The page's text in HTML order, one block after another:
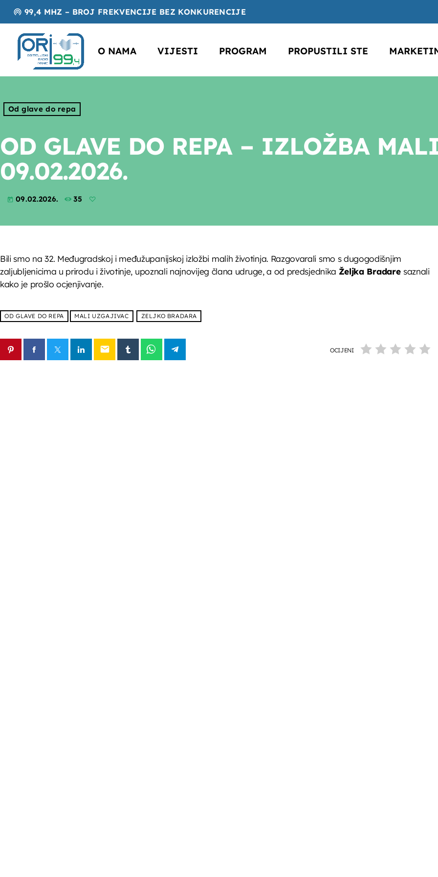
wifi_tethering 99,4 MHZ – BROJ FREKVENCIJE BEZ KONKURENCIJE
O NAMA VIJESTI PROGRAM PROPUSTILI STE
Od glave do repa
OD GLAVE DO REPA – IZLOŽBA
09.02.2026.
today 09.02.2026. 35
Bili smo na 32. Međugradskoj i međužupanijskoj izložbi malih životinja. Razgovarali smo s dugogodišnjim
zaljubljenicima u prirodu i životinje, upoznali najnovijeg člana udruge, a od predsjednika Željka Bradare saznali
kako je prošlo ocjenjivanje.
OD GLAVE DO REPA MALI UZGAJIVAC ZELJKO BRADARA
email OCIJENI